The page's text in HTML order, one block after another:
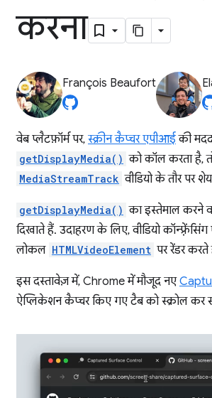
करना
François Beaufort
वेब प्लैटफ़ॉर्म पर, स्क्रीन कैप्चर एपीआईकी
getDisplayMedia() को कॉल करता है,
MediaStreamTrack वीडियो के तौर पर
getDisplayMedia() का इस्तेमाल करने
दिखाते हैं. उदाहरण के लिए, वीडियो
लोकल HTMLVideoElement पर रेंडर
इस दस्तावेज़ में, Chrome में मौजूद नए
ऐप्लिकेशन कैप्चर किए गए टैब को स्क्रोल